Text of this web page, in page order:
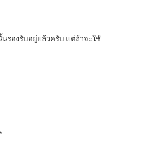
นรองรับอยู่แล้วครับ แต่ถ้าจะใช้
*